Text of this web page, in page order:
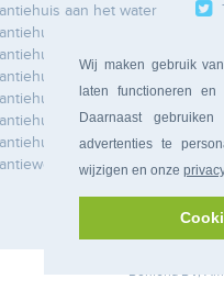
Wij maken gebruik
laten functioneren en
Daarnaast
advertenties te
wijzigen en onze
aan het water
Ardennen
Duitsland
Frankrijk
Limburg
Nederland
Spanje
Bonferia BV,